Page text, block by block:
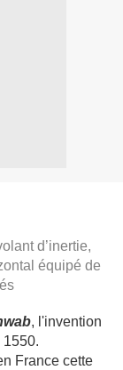
d’inertie,
équipé de
, l'invention
1550.
France cette